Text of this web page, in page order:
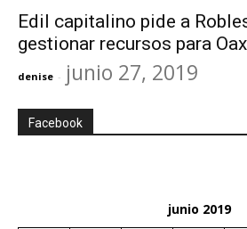
Edil capitalino pide a
gestionar recursos para
denise - junio 27, 2019
Facebook
junio 2019